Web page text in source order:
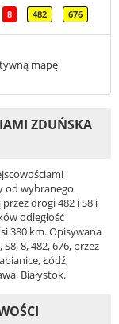
8 482 676
mapę
ZDUŃSKA
od wybranego
drogi 482 i S8 i
odległość
380 km. Opisywana
8, 482, 676, przez
Łódź,
Białystok.